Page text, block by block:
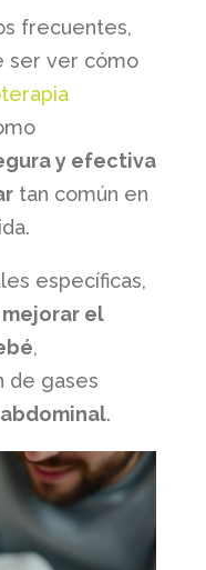
frecuentes,
ser ver cómo
y efectiva
tan común en
específicas,
mejorar el
,
de gases
.